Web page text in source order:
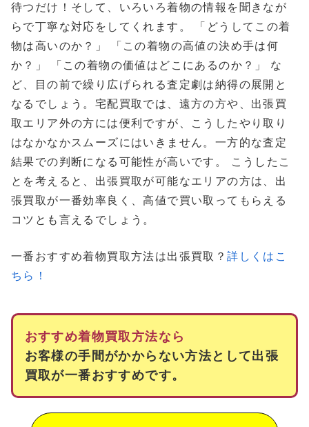
待つだけ！そして、いろいろ着物の情報を聞きなが
らで丁寧な対応をしてくれます。 「どうしてこの着
物は高いのか？」 「この着物の高値の決め手は何
か？」 「この着物の価値はどこにあるのか？」 な
ど、目の前で繰り広げられる査定劇は納得の展開と
なるでしょう。宅配買取では、遠方の方や、出張買
取エリア外の方には便利ですが、こうしたやり取り
はなかなかスムーズにはいきません。一方的な査定
結果での判断になる可能性が高いです。 こうしたこ
とを考えると、出張買取が可能なエリアの方は、出
張買取が一番効率良く、高値で買い取ってもらえる
コツとも言えるでしょう。
一番おすすめ着物買取方法は出張買取？詳しくはこ
ちら！
おすすめ着物買取方法なら
お客様の手間がかからない方法として出張
買取が一番おすすめです。